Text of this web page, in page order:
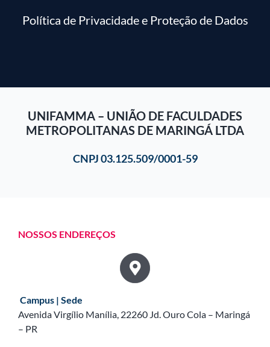
Política de Privacidade e Proteção de Dados
UNIFAMMA – UNIÃO DE FACULDADES
METROPOLITANAS DE MARINGÁ LTDA
CNPJ 03.125.509/0001-59
NOSSOS ENDEREÇOS
Campus | Sede
Avenida Virgílio Manília, 22260 Jd. Ouro Cola – Maringá
– PR